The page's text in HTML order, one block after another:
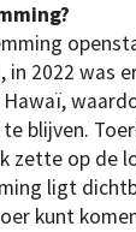
2022 was
blijven.
zette op de
ligt
kunt